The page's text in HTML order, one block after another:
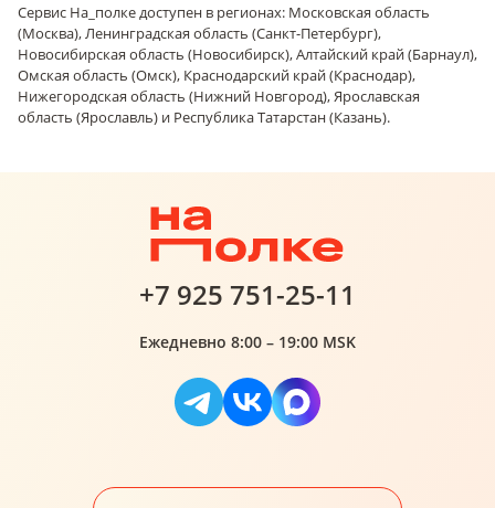
Сервис На_полке доступен в регионах: Московская область
(Москва), Ленинградская область (Санкт-Петербург),
Новосибирская область (Новосибирск), Алтайский край (Барнаул),
Омская область (Омск), Краснодарский край (Краснодар),
Нижегородская область (Нижний Новгород), Ярославская
область (Ярославль) и Республика Татарстан (Казань).
+7 925 751-25-11
Ежедневно 8:00 – 19:00 MSK